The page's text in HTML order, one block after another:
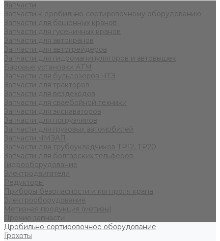
Запчасти
Запчасти к дробильно-сортировочному оборудованию
Запчасти для башенных кранов
Запчасти для гусеничных кранов
Запчасти для автокранов
Запчасти для автогрейдеров
Запчасти для гидроманипуляторов и автовышек
Баровые установки АТМ
Запчасти для бульдозеров ЧТЗ
Запчасти для тракторов
Запчасти для вездеходов
Запчасти для сваебойной техники
Запчасти для экскаваторов
Запчасти для погрузчиков
Запчасти для грузовых автомобилей
Запчасти ЧМЗАП
Запчасти для трубоукладчиков ТР12, ТР20
Запчасти для болгарских тельферов
Гидрооборудование
Электродвигатели
Редукторы
Приборы безопасности и контроля крана
Электрооборудование
Метизная продукция (метизы)
Прочие запчасти
Дробильно-сортировочное оборудование
Грохоты